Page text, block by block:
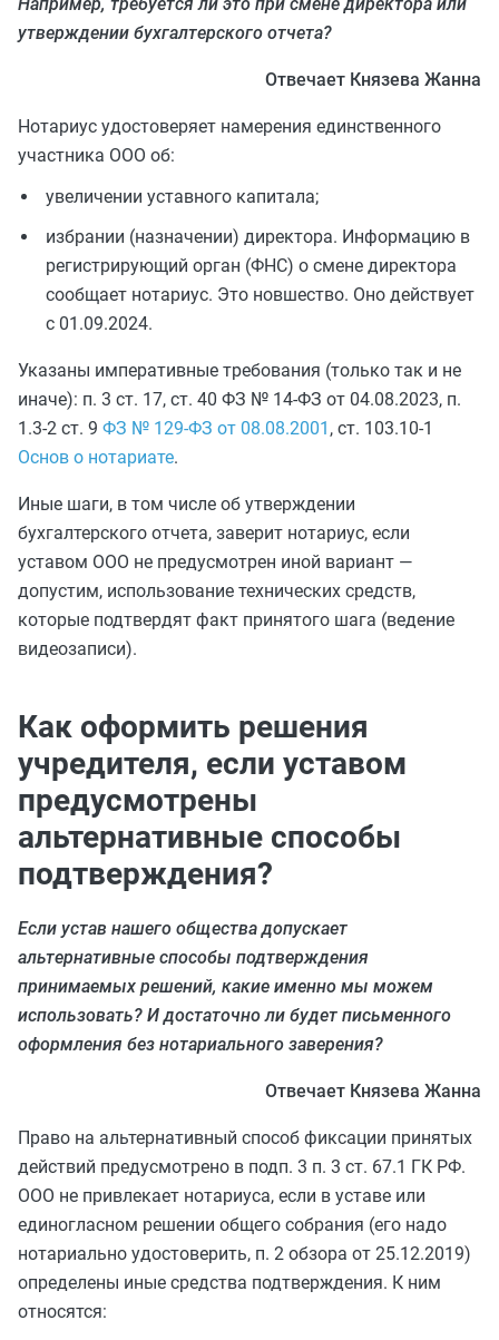
утверждении бухгалтерского отчета?
Отвечает Князева Жанна
Нотариус удостоверяет намерения единственного
участника ООО об:
увеличении уставного капитала;
избрании (назначении) директора. Информацию в
регистрирующий орган (ФНС) о смене директора
сообщает нотариус. Это новшество. Оно действует
с 01.09.2024.
Указаны императивные требования (только так и не
иначе): п. 3 ст. 17, ст. 40 ФЗ № 14-ФЗ от 04.08.2023, п.
1.3-2 ст. 9 ФЗ № 129-ФЗ от 08.08.2001 , ст. 103.10-1
Основ о нотариате.
Иные шаги, в том числе об утверждении
бухгалтерского отчета, заверит нотариус, если
уставом ООО не предусмотрен иной вариант —
допустим, использование технических средств,
которые подтвердят факт принятого шага (ведение
видеозаписи).
Как оформить решения
учредителя, если уставом
предусмотрены
альтернативные способы
подтверждения?
Если устав нашего общества допускает
альтернативные способы подтверждения
принимаемых решений, какие именно мы можем
использовать? И достаточно ли будет письменного
оформления без нотариального заверения?
Отвечает Князева Жанна
Право на альтернативный способ фиксации принятых
действий предусмотрено в подп. 3 п. 3 ст. 67.1 ГК РФ.
ООО не привлекает нотариуса, если в уставе или
единогласном решении общего собрания (его надо
нотариально удостоверить, п. 2 обзора от 25.12.2019)
определены иные средства подтверждения. К ним
относятся: